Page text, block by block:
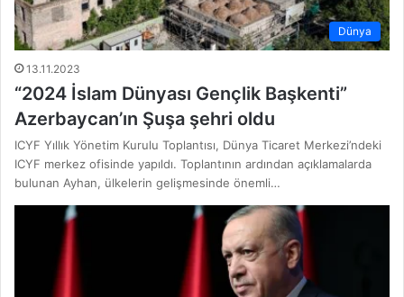
Dünya
13.11.2023
“2024 İslam Dünyası Gençlik Başkenti”
Azerbaycan’ın Şuşa şehri oldu
ICYF Yıllık Yönetim Kurulu Toplantısı, Dünya Ticaret Merkezi’ndeki
ICYF merkez ofisinde yapıldı. Toplantının ardından açıklamalarda
bulunan Ayhan, ülkelerin gelişmesinde önemli…